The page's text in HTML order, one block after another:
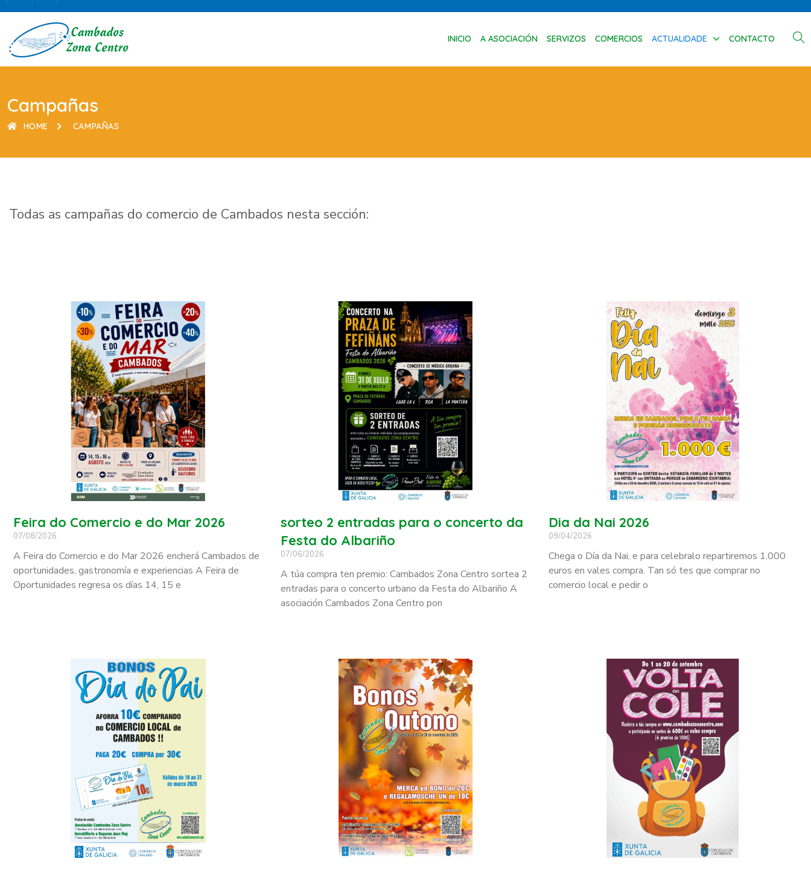
INICIO A ASOCIACIÓN SERVIZOS COMERCIOS ACTUALIDADE CONTACTO
Campañas
HOME CAMPAÑAS
Todas as campañas do comercio de Cambados nesta sección:
Feira do Comercio e do Mar 2026
07/08/2026
A Feira do Comercio e do Mar 2026 encherá Cambados de
oportunidades, gastronomía e experiencias A Feira de
Oportunidades regresa os días 14, 15 e
sorteo 2 entradas para o concerto da
Festa do Albariño
07/06/2026
A túa compra ten premio: Cambados Zona Centro sortea 2
entradas para o concerto urbano da Festa do Albariño A
asociación Cambados Zona Centro pon
Dia da Nai 2026
09/04/2026
Chega o Día da Nai, e para celebralo repartiremos 1.000
euros en vales compra. Tan só tes que comprar no
comercio local e pedir o